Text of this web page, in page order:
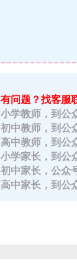
有问题？找客服
小学教师，到
初中教师，到
高中教师，到
小学家长，到
初中家长，公
高中家长，到